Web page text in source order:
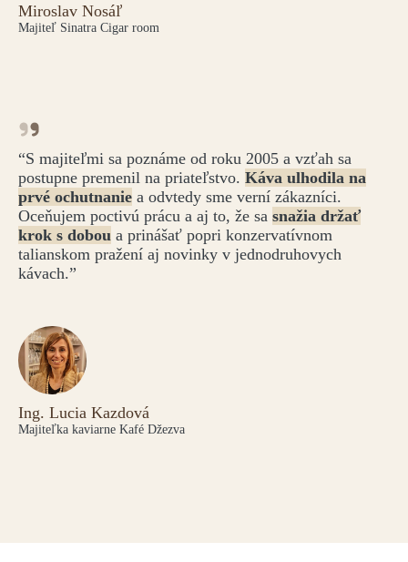
Miroslav Nosáľ
Majiteľ Sinatra Cigar room
“S majiteľmi sa poznáme od roku 2005 a vzťah sa
postupne premenil na priateľstvo. Káva ulhodila na
prvé ochutnanie a odvtedy sme verní zákazníci.
Oceňujem poctivú prácu a aj to, že sa snažia držať
krok s dobou a prinášať popri konzervatívnom
talianskom pražení aj novinky v jednodruhovych
kávach.”
Ing. Lucia Kazdová
Majiteľka kaviarne Kafé Džezva